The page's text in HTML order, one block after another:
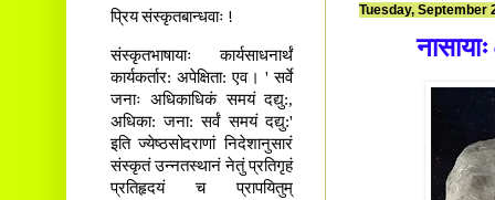
Tuesday, September
प्रिय संस्कृतबान्धवाः !
संस्कृतभाषायाः कार्यसाधनार्थं
कार्यकर्तार: अपेक्षिता: एव। ' सर्वे
जनाः अधिकाधिकं समयं दद्यु:,
अधिका: जना: सर्वं समयं दद्यु:'
इति ज्येष्ठसोदराणां निदेशानुसारं
संस्कृतं उन्नतस्थानं नेतुं प्रतिगृहं
प्रतिहृदयं च प्रापयितुम्